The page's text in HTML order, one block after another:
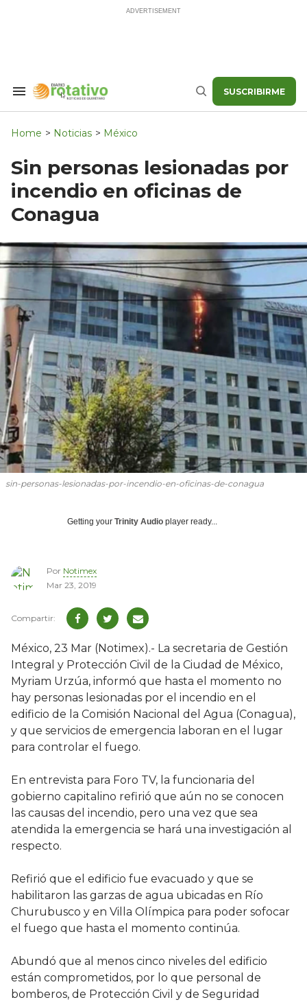
Search
Navigation
Buscar SUSCRIBIRME
Home > Noticias > México
Sin personas lesionadas por
incendio en oficinas de
Conagua
sin-personas-lesionadas-por-incendio-en-oficinas-de-conagua
Getting your Trinity Audio player ready...
Por Notimex
Mar 23, 2019
México, 23 Mar (Notimex).- La secretaria de Gestión
Integral y Protección Civil de la Ciudad de México,
Myriam Urzúa, informó que hasta el momento no
hay personas lesionadas por el incendio en el
edificio de la Comisión Nacional del Agua (Conagua),
y que servicios de emergencia laboran en el lugar
para controlar el fuego.
En entrevista para Foro TV, la funcionaria del
gobierno capitalino refirió que aún no se conocen
las causas del incendio, pero una vez que sea
atendida la emergencia se hará una investigación al
respecto.
Refirió que el edificio fue evacuado y que se
habilitaron las garzas de agua ubicadas en Río
Churubusco y en Villa Olímpica para poder sofocar
el fuego que hasta el momento continúa.
Abundó que al menos cinco niveles del edificio
están comprometidos, por lo que personal de
bomberos, de Protección Civil y de Seguridad